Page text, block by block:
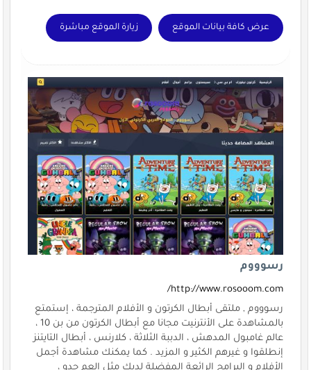
عرض كافة بيانات الموقع زيارة الموقع مباشرة
رسوووم
http://www.rosooom.com/
رسوووم , ملتقى أبطال الكرتون و الأفلام المترجمة ، إستمتع
بالمشاهدة على الأنترنيت مجانا مع أبطال الكرتون من بن 10 ،
عالم غامبول المدهش ، الدببة الثلاثة ، كلارنس ، أبطال التايتنز
إنطلقوا و غيرهم الكثير و المزيد . كما يمكنك مشاهدة أجمل
الأفلام و البرامج الرائعة المفضلة لديك مثل العم جدو ،